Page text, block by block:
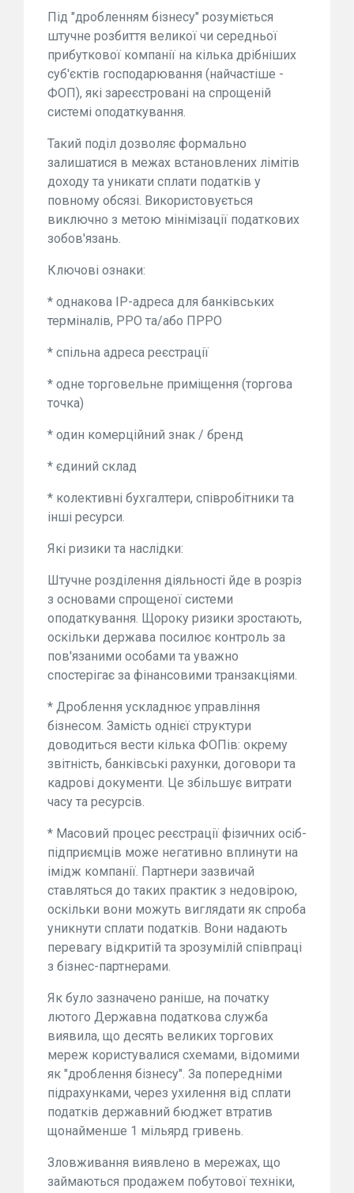
Під "дробленням бізнесу" розуміється
штучне розбиття великої чи середньої
прибуткової компанії на кілька дрібніших
суб'єктів господарювання (найчастіше -
ФОП), які зареєстровані на спрощеній
системі оподаткування.
Такий поділ дозволяє формально
залишатися в межах встановлених лімітів
доходу та уникати сплати податків у
повному обсязі. Використовується
виключно з метою мінімізації податкових
зобов'язань.
Ключові ознаки:
* однакова IP-адреса для банківських
терміналів, РРО та/або ПРРО
* спільна адреса реєстрації
* одне торговельне приміщення (торгова
точка)
* один комерційний знак / бренд
* єдиний склад
* колективні бухгалтери, співробітники та
інші ресурси.
Які ризики та наслідки:
Штучне розділення діяльності йде в розріз
з основами спрощеної системи
оподаткування. Щороку ризики зростають,
оскільки держава посилює контроль за
пов'язаними особами та уважно
спостерігає за фінансовими транзакціями.
* Дроблення ускладнює управління
бізнесом. Замість однієї структури
доводиться вести кілька ФОПів: окрему
звітність, банківські рахунки, договори та
кадрові документи. Це збільшує витрати
часу та ресурсів.
* Масовий процес реєстрації фізичних осіб-
підприємців може негативно вплинути на
імідж компанії. Партнери зазвичай
ставляться до таких практик з недовірою,
оскільки вони можуть виглядати як спроба
уникнути сплати податків. Вони надають
перевагу відкритій та зрозумілій співпраці
з бізнес-партнерами.
Як було зазначено раніше, на початку
лютого Державна податкова служба
виявила, що десять великих торгових
мереж користувалися схемами, відомими
як "дроблення бізнесу". За попередніми
підрахунками, через ухилення від сплати
податків державний бюджет втратив
щонайменше 1 мільярд гривень.
Зловживання виявлено в мережах, що
займаються продажем побутової техніки,